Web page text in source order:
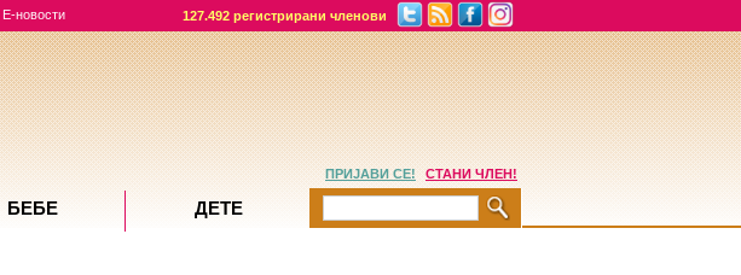
Е-новости 127.492 регистрирани членови
ПРИЈАВИ СЕ! СТАНИ ЧЛЕН!
БЕБЕ ДЕТЕ